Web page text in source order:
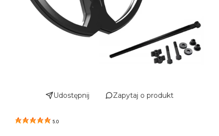
Udostępnij Zapytaj o produkt
5.0